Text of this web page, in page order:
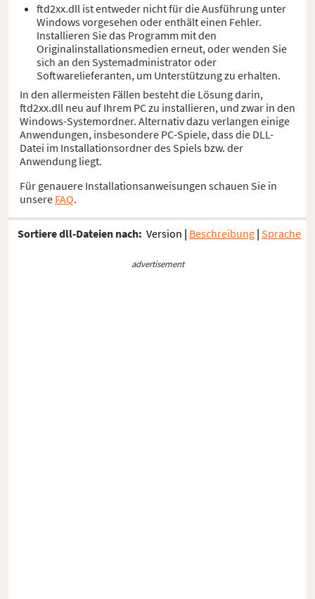
ftd2xx.dll ist entweder nicht für die Ausführung unter
Windows vorgesehen oder enthält einen Fehler.
Installieren Sie das Programm mit den
Originalinstallationsmedien erneut, oder wenden Sie
sich an den Systemadministrator oder
Softwarelieferanten, um Unterstützung zu erhalten.
In den allermeisten Fällen besteht die Lösung darin,
ftd2xx.dll neu auf Ihrem PC zu installieren, und zwar in den
Windows-Systemordner. Alternativ dazu verlangen einige
Anwendungen, insbesondere PC-Spiele, dass die DLL-
Datei im Installationsordner des Spiels bzw. der
Anwendung liegt.
Für genauere Installationsanweisungen schauen Sie in
unsere FAQ.
Sortiere dll-Dateien nach: Version | Beschreibung | Sprache
advertisement